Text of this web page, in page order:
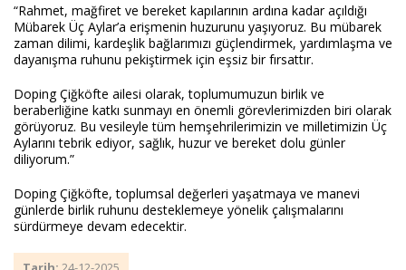
“Rahmet, mağfiret ve bereket kapılarının ardına kadar açıldığı
Mübarek Üç Aylar’a erişmenin huzurunu yaşıyoruz. Bu mübarek
zaman dilimi, kardeşlik bağlarımızı güçlendirmek, yardımlaşma ve
dayanışma ruhunu pekiştirmek için eşsiz bir fırsattır.
Doping Çiğköfte ailesi olarak, toplumumuzun birlik ve
beraberliğine katkı sunmayı en önemli görevlerimizden biri olarak
görüyoruz. Bu vesileyle tüm hemşehrilerimizin ve milletimizin Üç
Aylarını tebrik ediyor, sağlık, huzur ve bereket dolu günler
diliyorum.”
Doping Çiğköfte, toplumsal değerleri yaşatmaya ve manevi
günlerde birlik ruhunu desteklemeye yönelik çalışmalarını
sürdürmeye devam edecektir.